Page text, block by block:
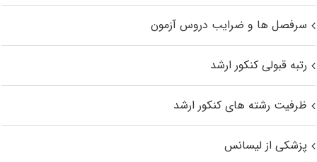
سرفصل ها و ضرایب دروس آزمون
رتبه قبولی کنکور ارشد
ظرفیت رشته های کنکور ارشد
پزشکی از لیسانس